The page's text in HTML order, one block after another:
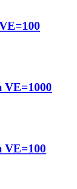
VE=1000
VE=100